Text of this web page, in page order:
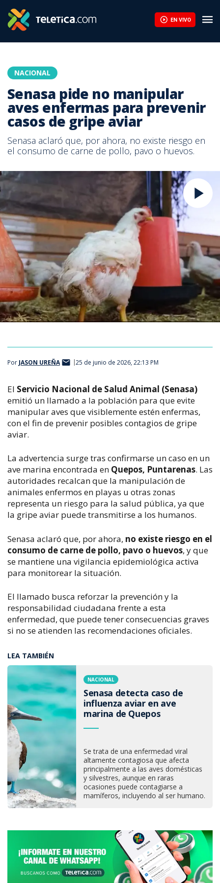
EN VIVO
NACIONAL
Senasa pide no manipular
aves enfermas para prevenir
casos de gripe aviar
Senasa aclaró que, por ahora, no existe riesgo en
el consumo de carne de pollo, pavo o huevos.
Por JASON UREÑA 25 de junio de 2026, 22:13 PM
El Servicio Nacional de Salud Animal (Senasa)
emitió un llamado a la población para que evite
manipular aves que visiblemente estén enfermas,
con el fin de prevenir posibles contagios de gripe
aviar.
La advertencia surge tras confirmarse un caso en un
ave marina encontrada en Quepos, Puntarenas. Las
autoridades recalcan que la manipulación de
animales enfermos en playas u otras zonas
representa un riesgo para la salud pública, ya que
la gripe aviar puede transmitirse a los humanos.
Senasa aclaró que, por ahora, no existe riesgo en el
consumo de carne de pollo, pavo o huevos, y que
se mantiene una vigilancia epidemiológica activa
para monitorear la situación.
El llamado busca reforzar la prevención y la
responsabilidad ciudadana frente a esta
enfermedad, que puede tener consecuencias graves
si no se atienden las recomendaciones oficiales.
LEA TAMBIÉN
NACIONAL
Senasa detecta caso de
influenza aviar en ave
marina de Quepos
Se trata de una enfermedad viral
altamente contagiosa que afecta
principalmente a las aves domésticas
y silvestres, aunque en raras
ocasiones puede contagiarse a
mamíferos, incluyendo al ser humano.